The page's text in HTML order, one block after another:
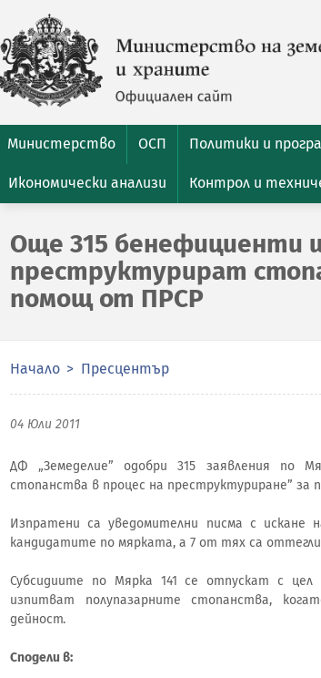
Министерство ОСП Политики и
Икономически анализи Контрол и
Още 315 бенефициенти
преструктурират
помощ от ПРСР
Начало Пресцентър
04 Юли 2011
ДФ „Земеделие” одобри 315 заявления по
стопанства в процес на преструктуриране” за
Изпратени са уведомителни писма с искане
кандидатите по мярката, а 7 от тях са
Субсидиите по Мярка 141 се отпускат с
изпитват полупазарните стопанства,
дейност.
Сподели в: